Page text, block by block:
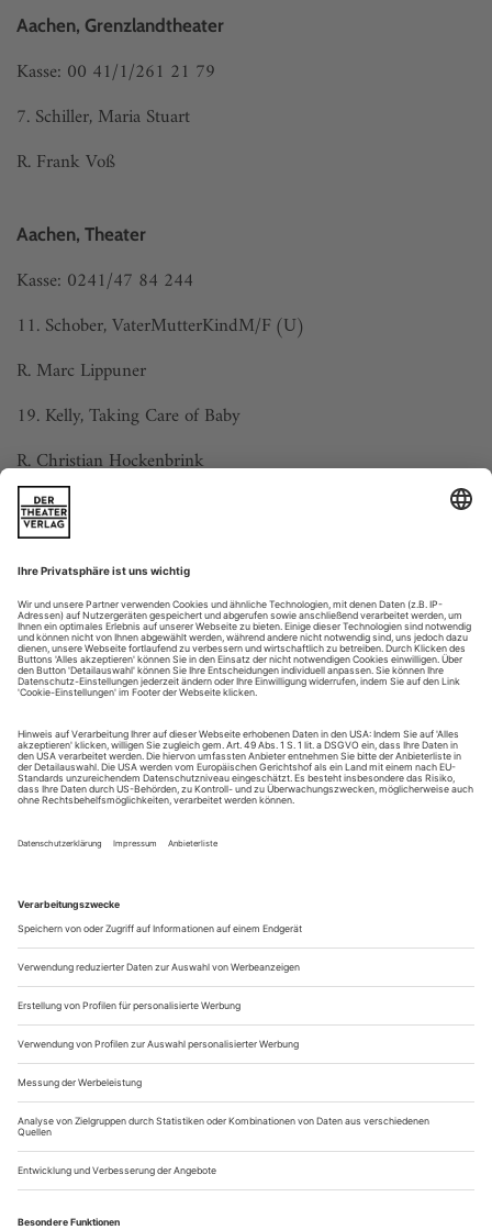
Aachen, Grenzlandtheater
Kasse: 00 41/1/261 21 79
7. Schiller, Maria Stuart
R. Frank Voß
Aachen, Theater
Kasse: 0241/47 84 244
11. Schober, VaterMutterKindM/F (U)
R. Marc Lippuner
19. Kelly, Taking Care of Baby
R. Christian Hockenbrink
20. nach Fallada, Kleiner Mann, was nun?
Aalen, Theater der Stadt
Kasse: 07361/522 600
Der Plattenbeat
Nis-Momme Stockmann «Das blaue, blaue Meer»
Es ist zum an die Wand springen. Da hat man mal einen
Darko ist ein widerwillig Überlebender, der nur manchmal
und viel zu kurz die Courage zum Suizid hat, sonst aber gern
andere dazu ermutigt. Zum Beispiel Ulrike, die irgendwann
vom Hochhaus springt....
Wölfische Zeiten
Von schrumpfenden Städten und Menschen, die ihr Leben so leben,
als gehörte es ihnen nicht: Uraufführungen von Thomas Freyers «Im
Rücken die Stadt» und Dea Lohers «Diebe» in Berlin
Dea-Loher-Rezipienten lassen sich pauschal in zwei Gruppen
teilen. Die einen, nennen wir sie Realisten, finden nach der
Lektüre oder dem Besuch ihrer Stücke: So ist das Leben.